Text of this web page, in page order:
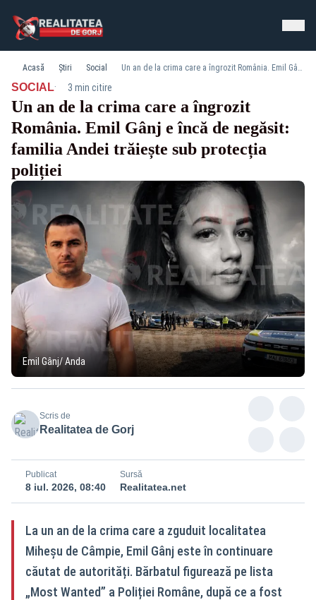
Acasă Știri Social Un an de la crima care a îngrozit România. Emil Gânj e încă de negăsit: familia Andei trăiește sub protecția poliției
SOCIAL· 3 min citire
Un an de la crima care a îngrozit
România. Emil Gânj e încă de negăsit:
familia Andei trăiește sub protecția
poliției
Emil Gânj/ Anda
Scris de
Realitatea de Gorj
Publicat
8 iul. 2026, 08:40
Sursă
Realitatea.net
La un an de la crima care a zguduit localitatea
Miheșu de Câmpie, Emil Gânj este în continuare
căutat de autorități. Bărbatul figurează pe lista
„Most Wanted” a Poliției Române, după ce a fost